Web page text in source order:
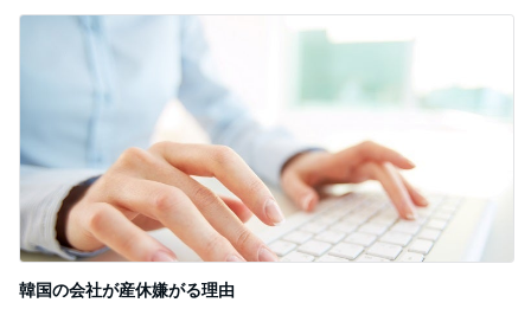
韓国の会社が産休嫌がる理由